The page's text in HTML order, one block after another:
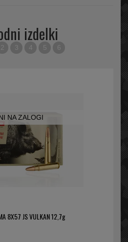
izdelki
2 3 4 5 6
NA ZALOGI
8X57 JS VULKAN 12,7g